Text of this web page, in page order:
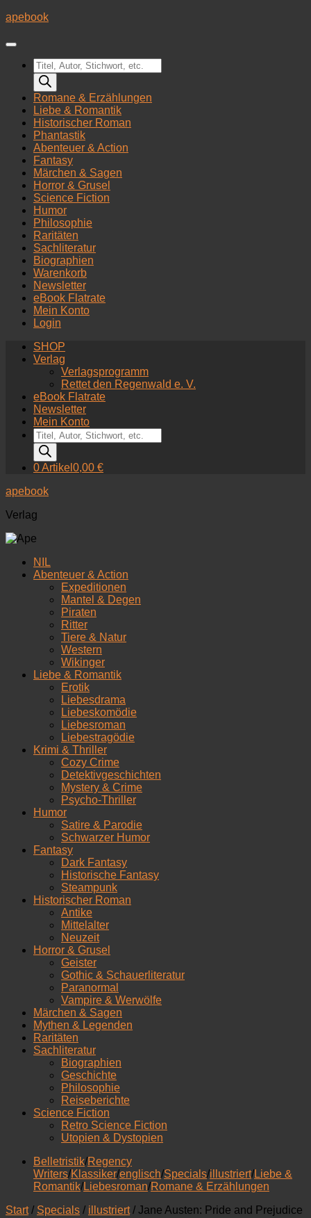
Zum
springen
apebook
Products
search
Romane & Erzählungen
Liebe & Romantik
Historischer Roman
Phantastik
Abenteuer & Action
Fantasy
Märchen & Sagen
Horror & Grusel
Science Fiction
Humor
Philosophie
Raritäten
Sachliteratur
Biographien
Warenkorb
Newsletter
eBook Flatrate
Mein Konto
Login
SHOP
Verlag
Verlagsprogramm
Rettet den Regenwald e. V.
eBook Flatrate
Newsletter
Mein Konto
Products
search
0 Artikel 0,00 €
apebook
Verlag
NIL
Abenteuer & Action
Expeditionen
Mantel & Degen
Piraten
Ritter
Tiere & Natur
Western
Wikinger
Liebe & Romantik
Erotik
Liebesdrama
Liebeskomödie
Liebesroman
Liebestragödie
Krimi & Thriller
Cozy Crime
Detektivgeschichten
Mystery & Crime
Psycho-Thriller
Humor
Satire & Parodie
Schwarzer Humor
Fantasy
Dark Fantasy
Historische Fantasy
Steampunk
Historischer Roman
Antike
Mittelalter
Neuzeit
Horror & Grusel
Geister
Gothic & Schauerliteratur
Paranormal
Vampire & Werwölfe
Märchen & Sagen
Mythen & Legenden
Raritäten
Sachliteratur
Biographien
Geschichte
Philosophie
Reiseberichte
Science Fiction
Retro Science Fiction
Utopien & Dystopien
Belletristik/Regency
Writers/Klassiker/englisch/Specials/illustriert/Liebe &
Romantik/Liebesroman/Romane & Erzählungen
Start/ Specials / illustriert/ Jane Austen: Pride and Prejudice